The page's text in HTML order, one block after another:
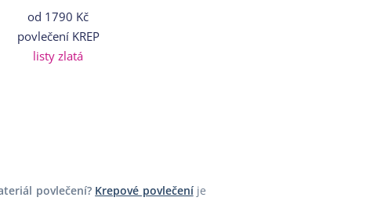
od 1790 Kč
povlečení KREP
listy zlatá
povlečení? Krepové povlečeníje